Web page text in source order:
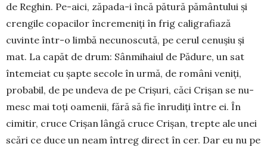
de Reghin. Pe-aici, zăpada-i încă pătură pă­mân­tului și
crengile copacilor încremeniți în frig ca­li­grafiază
cuvinte într-o limbă necunoscută, pe cerul cenușiu și
mat. La capăt de drum: Sân­mi­haiul de Pădure, un sat
întemeiat cu șapte secole în urmă, de români veniți,
pro­babil, de pe undeva de pe Cri­șuri, căci Crișan se nu­
mesc mai toți oamenii, fără să fie înrudiți între ei. În
cimitir, cruce Crișan lângă cruce Cri­șan, trepte ale unei
scări ce du­ce un neam în­treg direct în cer. Dar eu nu pe